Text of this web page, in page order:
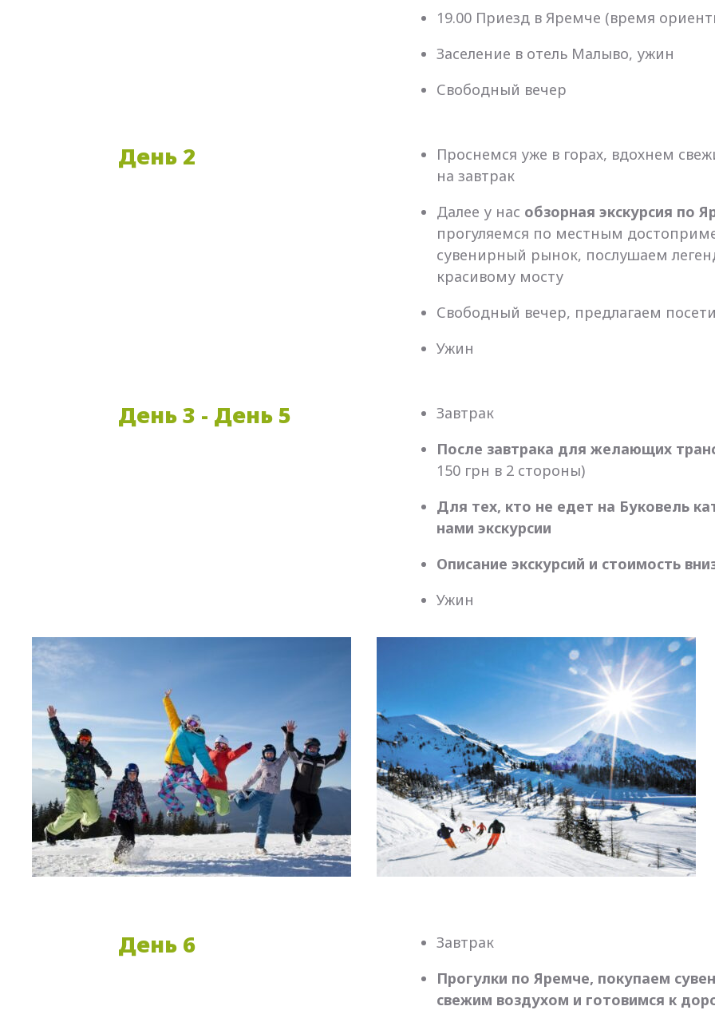
19.00 Приезд в Яремче (время
Заселение в отель Малыво, ужин
Свободный вечер
День 2
Проснемся уже в горах, вдохнем
на завтрак
Далее у нас обзорная экскурсия по
прогуляемся по местным
сувенирный рынок, послушаем
красивому мосту
Свободный вечер, предлагаем
Ужин
День 3 - День 5
Завтрак
После завтрака для желающих
150 грн в 2 стороны)
Для тех, кто не едет на Буковель
нами экскурсии
Описание экскурсий и стоимость
Ужин
День 6
Завтрак
Прогулки по Яремче, покупаем
свежим воздухом и готовимся к